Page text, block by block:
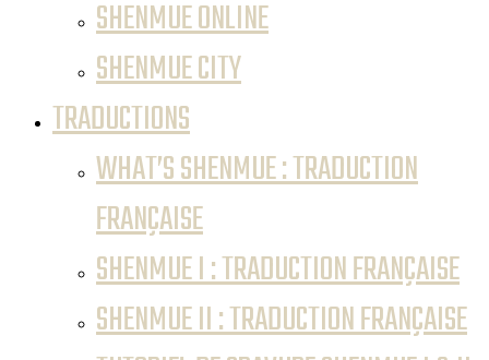
SHENMUE ONLINE
SHENMUE CITY
TRADUCTIONS
WHAT’S SHENMUE : TRADUCTION
FRANÇAISE
SHENMUE I : TRADUCTION FRANÇAISE
SHENMUE II : TRADUCTION FRANÇAISE